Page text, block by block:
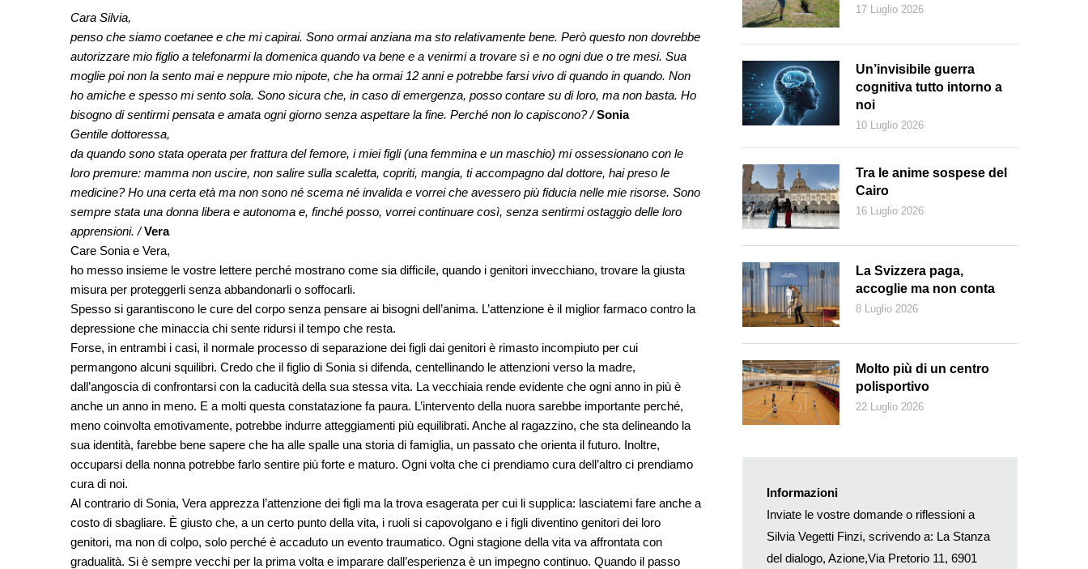
Cara Silvia,
penso che siamo coetanee e che mi capirai. Sono ormai anziana ma sto relativamente bene. Però questo non dovrebbe
autorizzare mio figlio a telefonarmi la domenica quando va bene e a venirmi a trovare sì e no ogni due o tre mesi. Sua
moglie poi non la sento mai e neppure mio nipote, che ha ormai 12 anni e potrebbe farsi vivo di quando in quando. Non
ho amiche e spesso mi sento sola. Sono sicura che, in caso di emergenza, posso contare su di loro, ma non basta. Ho
bisogno di sentirmi pensata e amata ogni giorno senza aspettare la fine. Perché non lo capiscono? /Sonia
Gentile dottoressa,
da quando sono stata operata per frattura del femore, i miei figli (una femmina e un maschio) mi ossessionano con le
loro premure: mamma non uscire, non salire sulla scaletta, copriti, mangia, ti accompagno dal dottore, hai preso le
medicine? Ho una certa età ma non sono né scema né invalida e vorrei che avessero più fiducia nelle mie risorse. Sono
sempre stata una donna libera e autonoma e, finché posso, vorrei continuare così, senza sentirmi ostaggio delle loro
apprensioni. /Vera
Care Sonia e Vera,
ho messo insieme le vostre lettere perché mostrano come sia difficile, quando i genitori invecchiano, trovare la giusta
misura per proteggerli senza abbandonarli o soffocarli.
Spesso si garantiscono le cure del corpo senza pensare ai bisogni dell’anima. L’attenzione è il miglior farmaco contro la
depressione che minaccia chi sente ridursi il tempo che resta.
Forse, in entrambi i casi, il normale processo di separazione dei figli dai genitori è rimasto incompiuto per cui
permangono alcuni squilibri. Credo che il figlio di Sonia si difenda, centellinando le attenzioni verso la madre,
dall’angoscia di confrontarsi con la caducità della sua stessa vita. La vecchiaia rende evidente che ogni anno in più è
anche un anno in meno. E a molti questa constatazione fa paura. L’intervento della nuora sarebbe importante perché,
meno coinvolta emotivamente, potrebbe indurre atteggiamenti più equilibrati. Anche al ragazzino, che sta delineando la
sua identità, farebbe bene sapere che ha alle spalle una storia di famiglia, un passato che orienta il futuro. Inoltre,
occuparsi della nonna potrebbe farlo sentire più forte e maturo. Ogni volta che ci prendiamo cura dell’altro ci prendiamo
cura di noi.
Al contrario di Sonia, Vera apprezza l’attenzione dei figli ma la trova esagerata per cui li supplica: lasciatemi fare anche a
costo di sbagliare. È giusto che, a un certo punto della vita, i ruoli si capovolgano e i figli diventino genitori dei loro
genitori, ma non di colpo, solo perché è accaduto un evento traumatico. Ogni stagione della vita va affrontata con
gradualità. Si è sempre vecchi per la prima volta e imparare dall’esperienza è un impegno continuo. Quando il passo
17 Luglio 2026
Un’invisibile guerra
cognitiva tutto intorno a
noi
10 Luglio 2026
Tra le anime sospese del
Cairo
16 Luglio 2026
La Svizzera paga,
accoglie ma non conta
8 Luglio 2026
Molto più di un centro
polisportivo
22 Luglio 2026
Informazioni
Inviate le vostre domande o riflessioni a
Silvia Vegetti Finzi, scrivendo a: La Stanza
del dialogo, Azione,Via Pretorio 11, 6901